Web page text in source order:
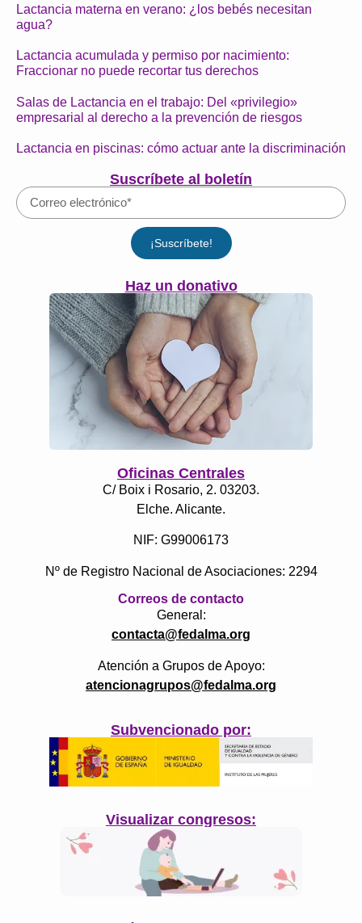
Lactancia materna en verano: ¿los bebés necesitan
agua?
Lactancia acumulada y permiso por nacimiento:
Fraccionar no puede recortar tus derechos
Salas de Lactancia en el trabajo: Del «privilegio»
empresarial al derecho a la prevención de riesgos
Lactancia en piscinas: cómo actuar ante la discriminación
Suscríbete al boletín
¡Suscríbete!
Haz un donativo
Oficinas Centrales
C/ Boix i Rosario, 2. 03203.
Elche. Alicante.
NIF: G99006173
Nº de Registro Nacional de Asociaciones: 2294
Correos de contacto
General:
contacta@fedalma.org
Atención a Grupos de Apoyo:
atencionagrupos@fedalma.org
Subvencionado por:
Visualizar congresos: